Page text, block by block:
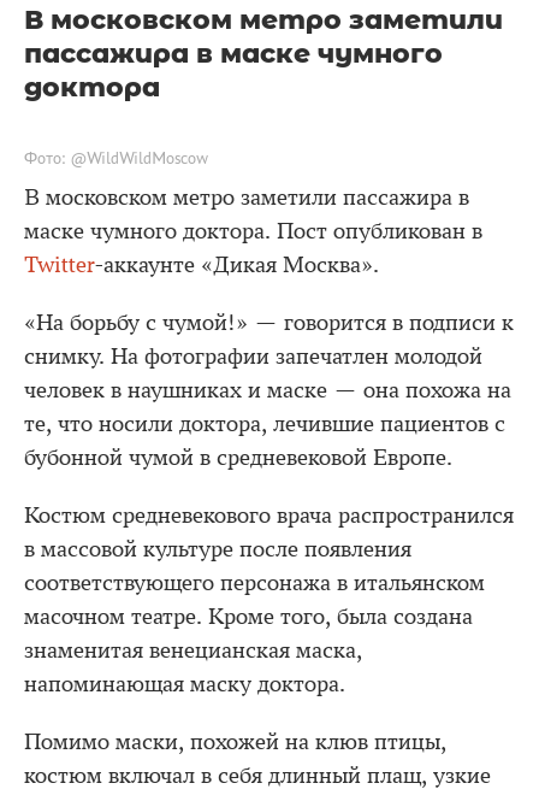
В московском метро заметили
пассажира в маске чумного
доктора
Фото: @WildWildMoscow
В московском метро заметили пассажира в
маске чумного доктора. Пост опубликован в
Twitter-аккаунте «Дикая Москва».
«На борьбу с чумой!» — говорится в подписи к
снимку. На фотографии запечатлен молодой
человек в наушниках и маске — она похожа на
те, что носили доктора, лечившие пациентов с
бубонной чумой в средневековой Европе.
Костюм средневекового врача распространился
в массовой культуре после появления
соответствующего персонажа в итальянском
масочном театре. Кроме того, была создана
знаменитая венецианская маска,
напоминающая маску доктора.
Помимо маски, похожей на клюв птицы,
костюм включал в себя длинный плащ, узкие